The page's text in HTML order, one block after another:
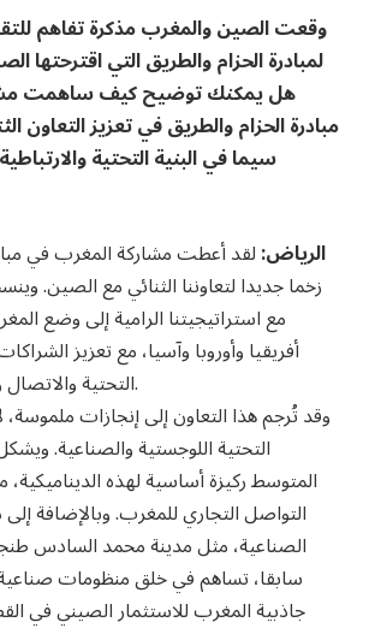
هل يمكنك توضيح كيف ساهمت
مبادرة الحزام والطريق في تعزيز التعاون
سيما في البنية التحتية
الرياض:لقد أعطت مشاركة المغرب في
زخما جديدا لتعاوننا الثنائي مع الصين.
مع استراتيجيتنا الرامية إلى وضع
أفريقيا وأوروبا وآسيا، مع تعزيز
التحتية والاتصال والتنمية المستدامة.
وقد تُرجم هذا التعاون إلى إنجازات ملموسة،
التحتية اللوجستية والصناعية.
المتوسط ​​ركيزة أساسية لهذه
التواصل التجاري للمغرب. وبالإضافة
الصناعية، مثل مدينة محمد السادس
سابقا، تساهم في خلق منظومات صناعية
جاذبية المغرب للاستثمار الصيني في